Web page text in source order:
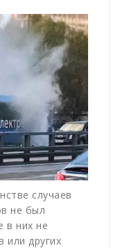
случаев
не был
в них не
или других